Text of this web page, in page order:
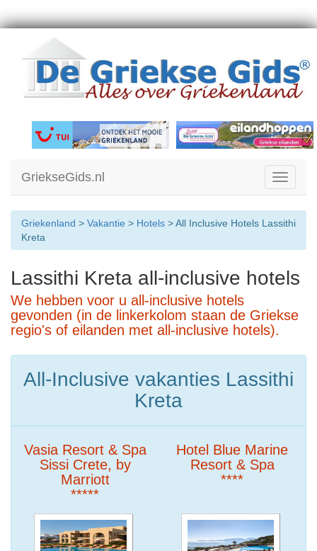
Toggle
GriekseGids.nl
Griekenland > Vakantie > Hotels > All Inclusive Hotels Lassithi
Kreta
Lassithi Kreta all-inclusive hotels
We hebben voor u all-inclusive hotels
gevonden (in de linkerkolom staan de Griekse
regio's of eilanden met all-inclusive hotels).
All-Inclusive vakanties Lassithi
Kreta
Vasia Resort & Spa
Sissi Crete, by
Marriott
*****
Hotel Blue Marine
Resort & Spa
****